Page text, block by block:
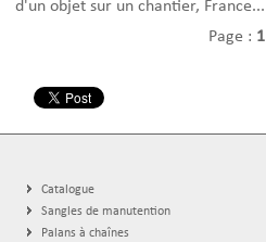
d'un objet sur un chantier, France...
Page : 1
Catalogue
Sangles de manutention
Palans à chaînes